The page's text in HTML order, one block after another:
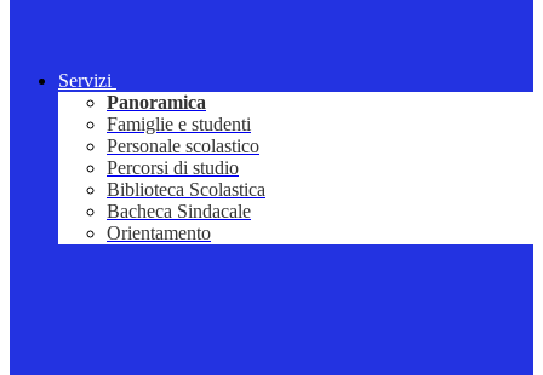
Servizi
Panoramica
Famiglie e studenti
Personale scolastico
Percorsi di studio
Biblioteca Scolastica
Bacheca Sindacale
Orientamento